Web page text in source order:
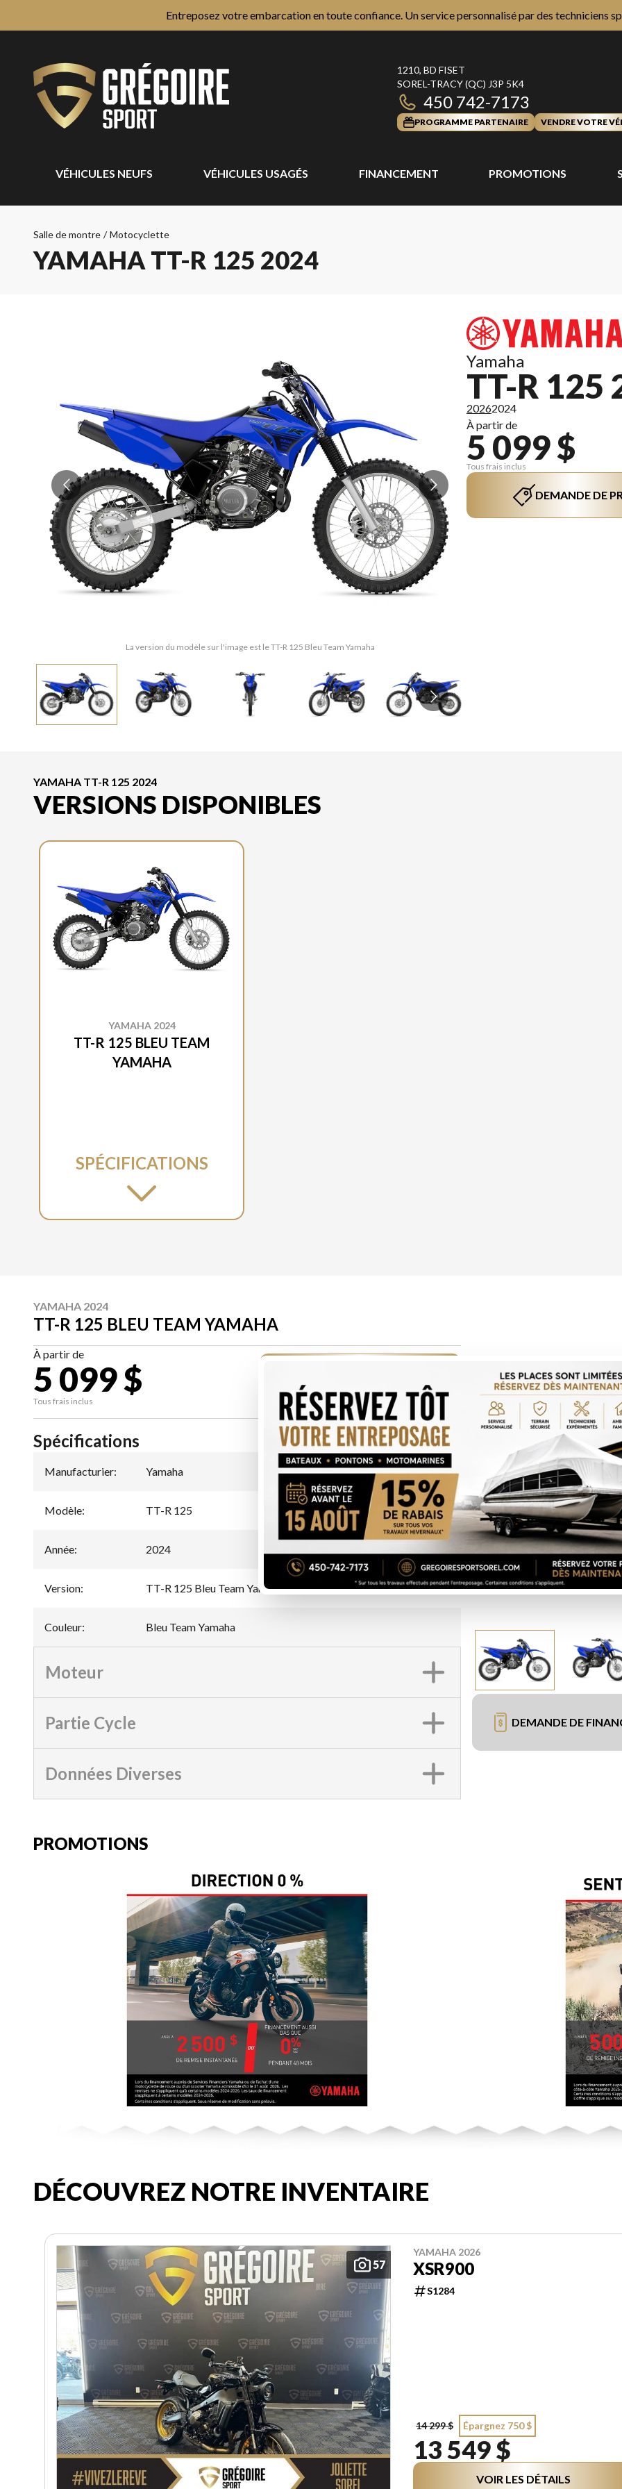
Entreposez votre embarcation en toute confiance. Un service personnalisé par des techniciens
1210, BD FISET
SOREL-TRACY(QC) J3P 5K4
450 742-7173
PROGRAMME PARTENAIRE VENDRE VOTRE
VÉHICULES NEUFS VÉHICULES USAGÉS FINANCEMENT PROMOTIONS
Salle de montre / Motocyclette
YAMAHA TT-R 125 2024
La version du modèle sur l'image est le TT-R 125 Bleu Team Yamaha
Yamaha
TT-R 125
20262024
À partir de
5 099 $
Tous frais inclus
DEMANDE DE
YAMAHA TT-R 125 2024
VERSIONS DISPONIBLES
YAMAHA 2024
TT-R 125 BLEU TEAM
YAMAHA
SPÉCIFICATIONS
YAMAHA 2024
TT-R 125 BLEU TEAM YAMAHA
À partir de
5 099 $
Tous frais inclus
DEMANDE DE
Spécifications
Manufacturier: Yamaha
Modèle: TT-R 125
Année: 2024
Version: TT-R 125 Bleu Team Yamaha
Couleur: Bleu Team Yamaha
Moteur
Partie Cycle
Données Diverses
PROMOTIONS
DÉCOUVREZ NOTRE INVENTAIRE
57
YAMAHA 2026
XSR900
S1284
14 299 $ Épargnez 750 $
13 549 $
VOIR LES DÉTAILS